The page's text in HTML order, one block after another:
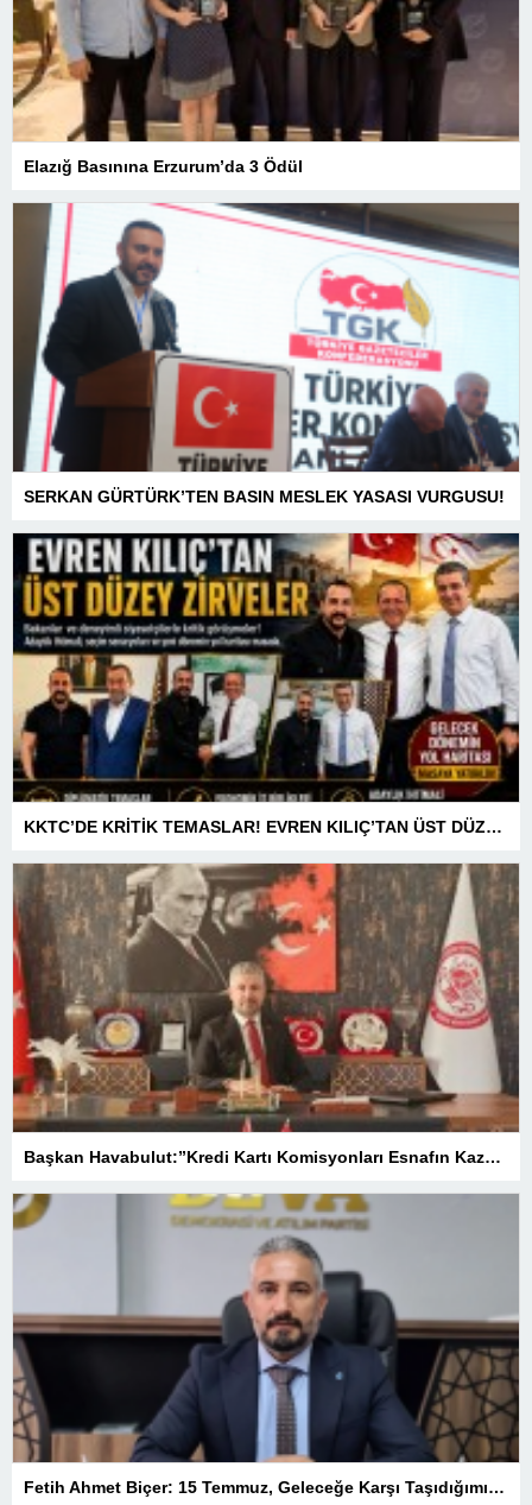
Elazığ Basınına Erzurum’da 3 Ödül
SERKAN GÜRTÜRK’TEN BASIN MESLEK YASASI VURGUSU!
KKTC’DE KRİTİK TEMASLAR! EVREN KILIÇ’TAN ÜST DÜZEY ZİRVELER
Başkan Havabulut:”Kredi Kartı Komisyonları Esnafın Kazancını Eritiyor”
Fetih Ahmet Biçer: 15 Temmuz, Geleceğe Karşı Taşıdığımız Sorumluluğu Hatırlatan Bir Milattır